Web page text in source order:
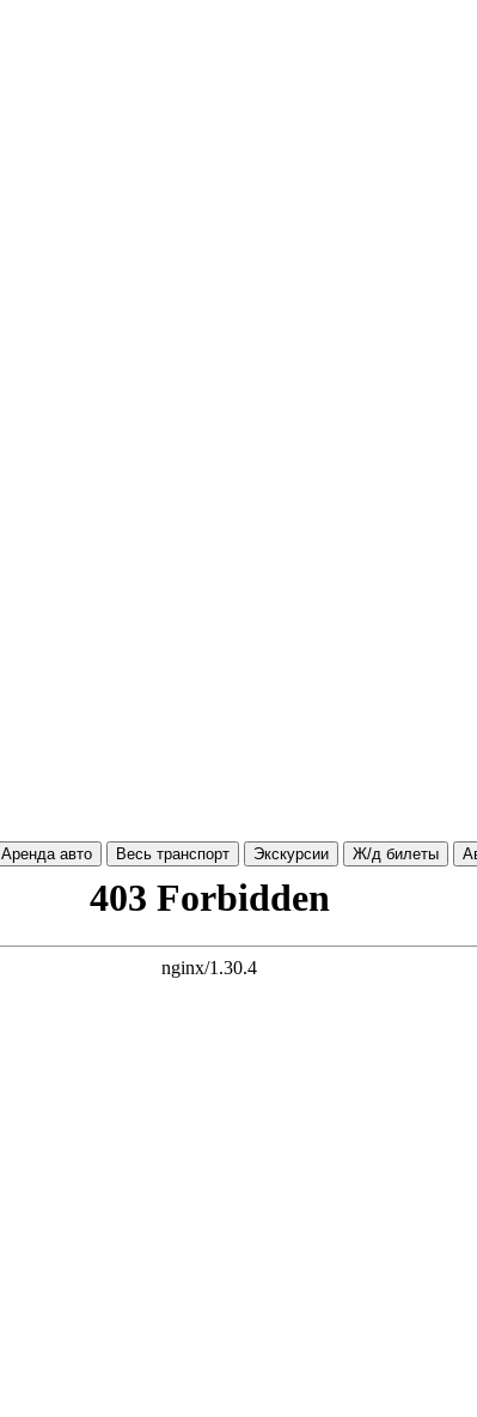
Аренда авто Весь транспорт Экскурсии Ж/д билеты